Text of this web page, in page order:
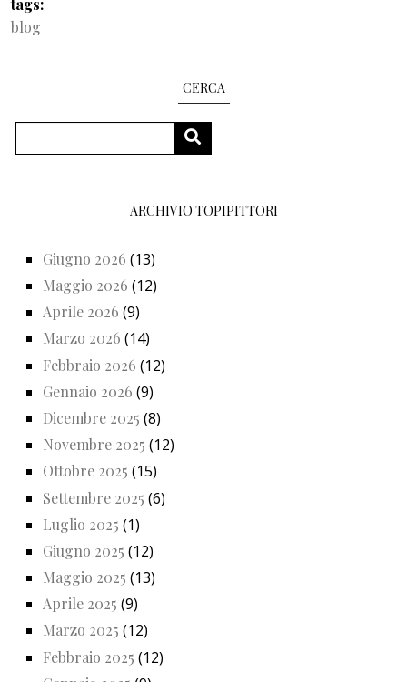
blog
CERCA
CERCA
ARCHIVIO TOPIPITTORI
Giugno 2026 (13)
Maggio 2026 (12)
Aprile 2026 (9)
Marzo 2026 (14)
Febbraio 2026 (12)
Gennaio 2026 (9)
Dicembre 2025 (8)
Novembre 2025 (12)
Ottobre 2025 (15)
Settembre 2025 (6)
Luglio 2025 (1)
Giugno 2025 (12)
Maggio 2025 (13)
Aprile 2025 (9)
Marzo 2025 (12)
Febbraio 2025 (12)